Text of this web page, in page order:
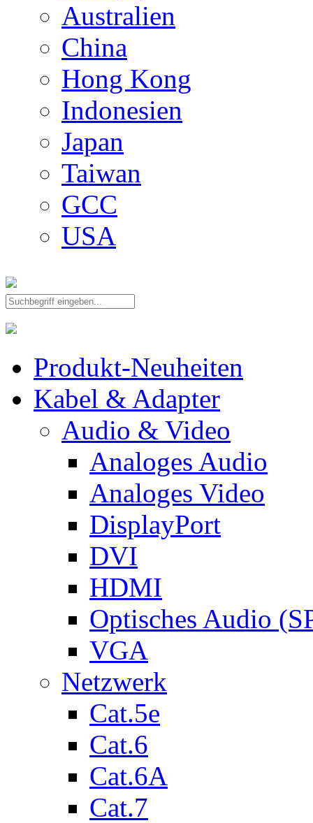
Australien
China
Hong Kong
Indonesien
Japan
Taiwan
GCC
USA
Produkt-Neuheiten
Kabel & Adapter
Audio & Video
Analoges Audio
Analoges Video
DisplayPort
DVI
HDMI
Optisches Audio
VGA
Netzwerk
Cat.5e
Cat.6
Cat.6A
Cat.7